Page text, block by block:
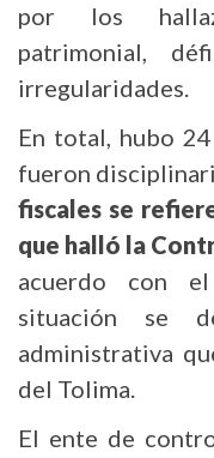
por los
patrimonial,
irregularidades.
En total, hubo
fueron
fiscales se
que halló la
acuerdo con
situación se
administrativa
del Tolima.
El ente de